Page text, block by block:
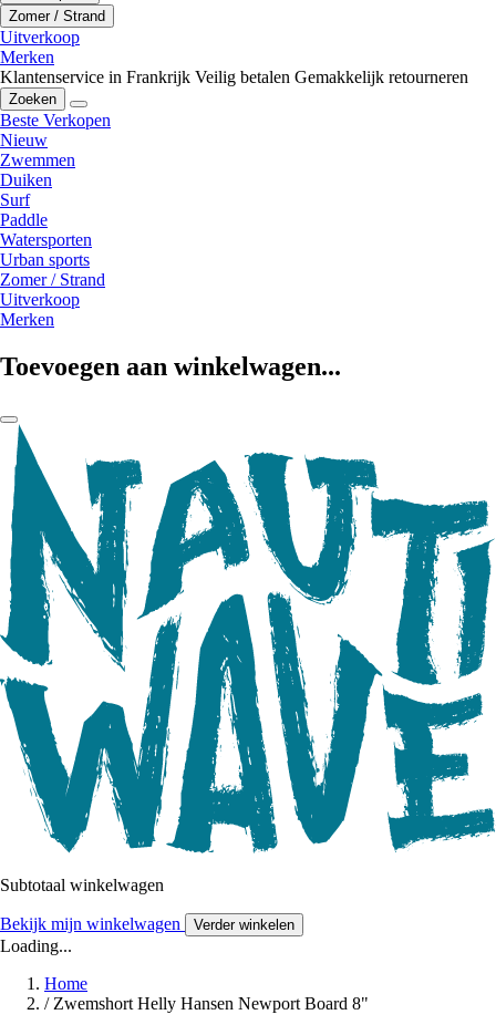
Zomer / Strand
Uitverkoop
Merken
Klantenservice in Frankrijk Veilig betalen Gemakkelijk retourneren
Zoeken
Beste Verkopen
Nieuw
Zwemmen
Duiken
Surf
Paddle
Watersporten
Urban sports
Zomer / Strand
Uitverkoop
Merken
Toevoegen aan winkelwagen...
Subtotaal winkelwagen
Bekijk mijn winkelwagen Verder winkelen
Loading...
Home
/ Zwemshort Helly Hansen Newport Board 8"